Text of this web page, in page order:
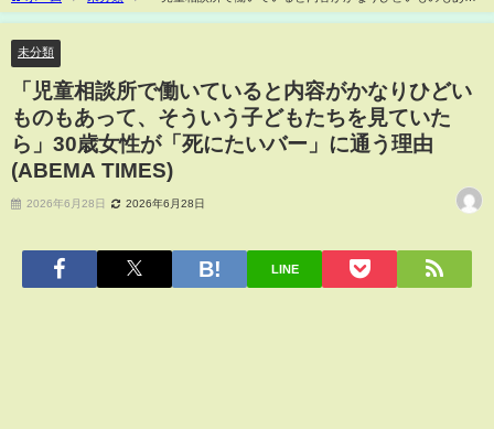
て、そういう子どもたちを見ていたら」30歳女性が「死にたいバー」に通う理由
未分類
「児童相談所で働いていると内容がかなりひどい
ものもあって、そういう子どもたちを見ていた
ら」30歳女性が「死にたいバー」に通う理由
(ABEMA TIMES)
2026年6月28日 2026年6月28日
LINE